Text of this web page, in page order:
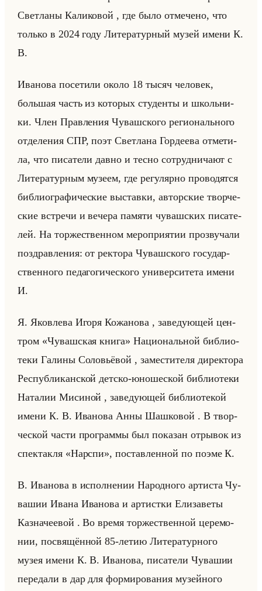
Свет­ла­ны Ка­ли­ко­вой , где было от­ме­че­но, что
только в 2024 году Ли­те­ра­тур­ный музей имени К.
В.
Ива­но­ва по­се­ти­ли около 18 тысяч че­ло­век,
большая часть из ко­то­рых сту­ден­ты и школьни­
ки. Член Прав­ле­ния Чу­ваш­ско­го ре­ги­онально­го
от­де­ле­ния СПР, поэт Свет­ла­на Гор­де­ева от­ме­ти­
ла, что пи­са­те­ли давно и тесно со­труд­ни­ча­ют с
Ли­те­ра­тур­ным му­зе­ем, где ре­гу­ляр­но про­во­дят­ся
биб­лио­гра­фи­че­ские вы­став­ки, ав­тор­ские твор­че­
ские встре­чи и ве­че­ра па­мя­ти чу­ваш­ских пи­са­те­
лей. На тор­же­ствен­ном ме­ро­при­ятии про­зву­ча­ли
по­здрав­ле­ния: от рек­то­ра Чу­ваш­ско­го го­су­дар­
ствен­но­го пе­да­го­ги­че­ско­го уни­вер­си­те­та имени
И.
Я. Яко­вле­ва Игоря Ко­жа­но­ва , за­ве­ду­ющей цен­
тром «Чувашская книга» На­ци­ональной биб­лио­
те­ки Га­ли­ны Со­ло­вьё­вой , за­ме­сти­те­ля ди­рек­то­ра
Рес­пуб­ли­кан­ской дет­ско-юно­ше­ской биб­лио­те­ки
На­та­лии Ми­си­ной , за­ве­ду­ющей биб­лио­те­кой
имени К. В. Ива­но­ва Анны Шаш­ко­вой . В твор­
че­ской части про­грам­мы был по­ка­зан от­ры­вок из
спек­так­ля «Нарспи», по­став­лен­ной по поэме К.
В. Ива­но­ва в ис­пол­не­нии На­род­но­го ар­ти­ста Чу­
ва­шии Ивана Ива­но­ва и ар­тист­ки Ели­за­ве­ты
Каз­на­че­евой . Во время тор­же­ствен­ной це­ре­мо­
нии, по­свя­щён­ной 85-летию Ли­те­ра­тур­но­го
музея имени К. В. Ива­но­ва, пи­са­те­ли Чу­ва­шии
пе­ре­да­ли в дар для фор­ми­ро­ва­ния му­зейно­го